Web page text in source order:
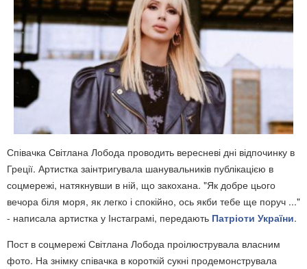
Співачка Світлана Лобода проводить вересневі дні відпочинку в
Греції. Артистка заінтригувала шанувальників публікацією в
соцмережі, натякнувши в ній, що закохана. "Як добре цього
вечора біля моря, як легко і спокійно, ось якби тебе ще поруч ..."
- написала артистка у Інстаграмі, передають Патріоти України.
Пост в соцмережі Світлана Лобода проілюструвала власним
фото. На знімку співачка в короткій сукні продемонструвала